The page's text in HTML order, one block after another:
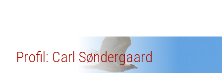
Profil: Carl Søndergaard